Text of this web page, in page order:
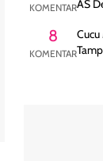
KOMENTARAS
8
KOMENTAR